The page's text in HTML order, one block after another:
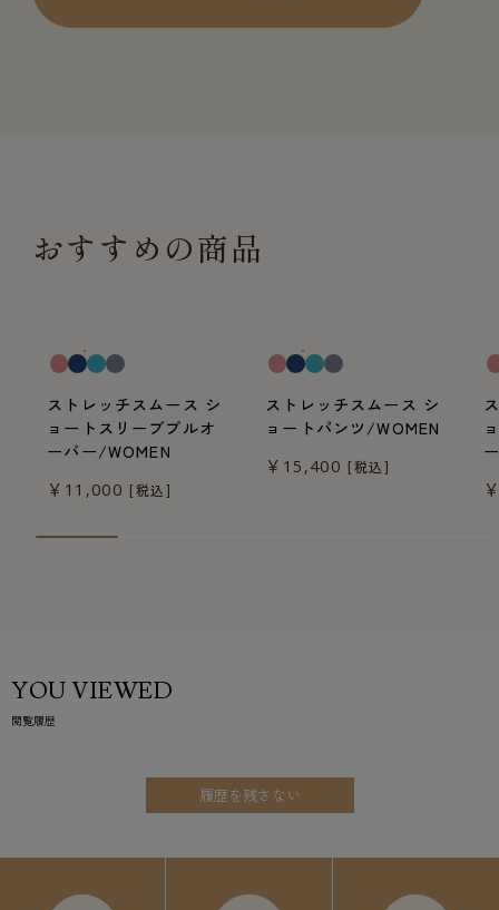
おすすめの商品
ストレッチスムース シ
ョートスリーブプルオ
ーバー/WOMEN
￥11,000 [税込]
ストレッチスムース シ
ョートパンツ/WOMEN
￥15,400 [税込]
YOU VIEWED
閲覧履歴
履歴を残さない